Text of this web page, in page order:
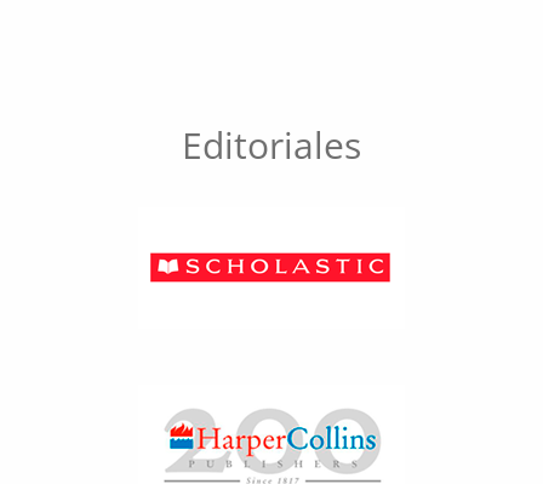
Editoriales